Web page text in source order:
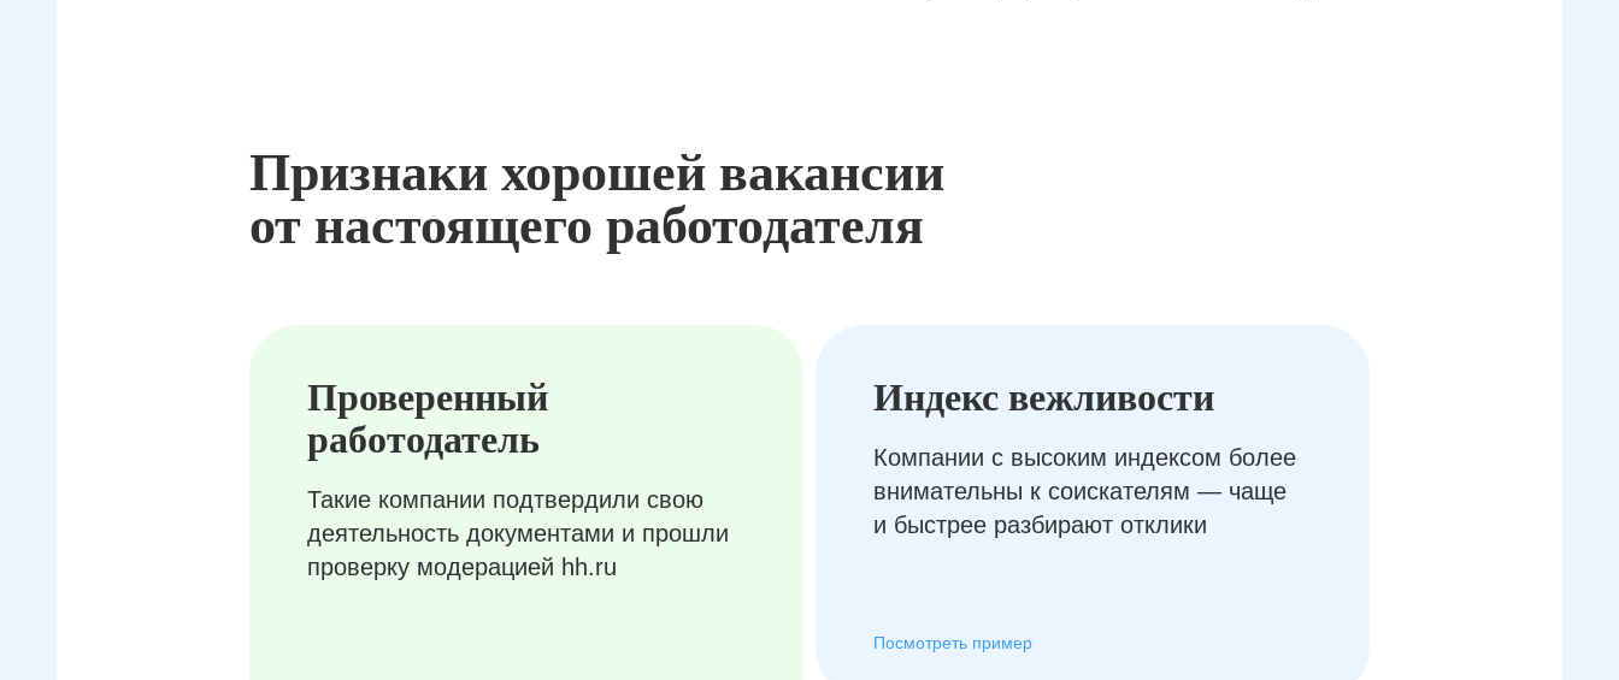
Признаки хорошей вакансии
от настоящего работодателя
Проверенный
работодатель
Такие компании подтвердили свою
деятельность документами и прошли
проверку модерацией hh.ru
Индекс вежливости
Компании с высоким индексом более
внимательны к соискателям — чаще
и быстрее разбирают отклики
Посмотреть пример